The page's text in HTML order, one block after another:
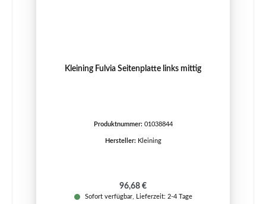
Kleining Fulvia Seitenplatte links mittig
Produktnummer: 01038844
Hersteller: Kleining
Regulärer Preis:
96,68 €
Sofort verfügbar, Lieferzeit: 2-4 Tage